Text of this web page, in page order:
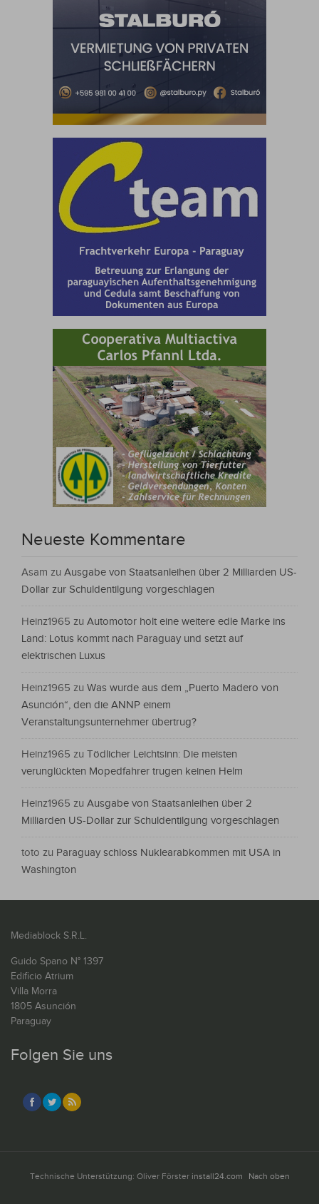
Neueste Kommentare
Asam zu Ausgabe von Staatsanleihen über 2 Milliarden US-
Dollar zur Schuldentilgung vorgeschlagen
Heinz1965 zu Automotor holt eine weitere edle Marke ins
Land: Lotus kommt nach Paraguay und setzt auf
elektrischen Luxus
Heinz1965 zu Was wurde aus dem „Puerto Madero von
Asunción“, den die ANNP einem
Veranstaltungsunternehmer übertrug?
Heinz1965 zu Tödlicher Leichtsinn: Die meisten
verunglückten Mopedfahrer trugen keinen Helm
Heinz1965 zu Ausgabe von Staatsanleihen über 2
Milliarden US-Dollar zur Schuldentilgung vorgeschlagen
toto zu Paraguay schloss Nuklearabkommen mit USA in
Washington
Mediablock S.R.L.
Guido Spano N° 1397
Edificio Atrium
Villa Morra
1805 Asunción
Paraguay
Folgen Sie uns
Technische Unterstützung: Oliver Förster install24.com Nach oben